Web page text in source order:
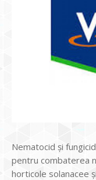
Nematocid şi
pentru combaterea
horticole solanacee